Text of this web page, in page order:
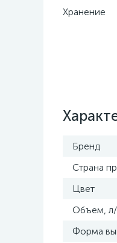
Хранение
Бренд
Страна
Цвет
Объем, л/
Форма